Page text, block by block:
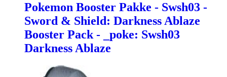
Pokemon Booster Pakke - Swsh03 -
Sword & Shield: Darkness Ablaze
Booster Pack - _poke: Swsh03
Darkness Ablaze